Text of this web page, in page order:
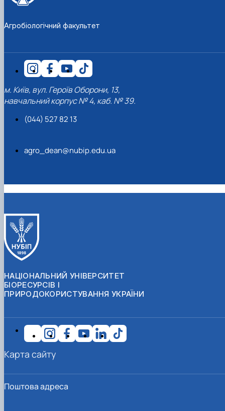
Агробіологічний факультет
м. Київ, вул. Героїв Оборони, 13,
навчальний корпус № 4, каб. № 39.
(044) 527 82 13
agro_dean@nubip.edu.ua
НАЦІОНАЛЬНИЙ УНІВЕРСИТЕТ
БІОРЕСУРСІВ І
ПРИРОДОКОРИСТУВАННЯ УКРАЇНИ
Поштова адреса
Карта сайту